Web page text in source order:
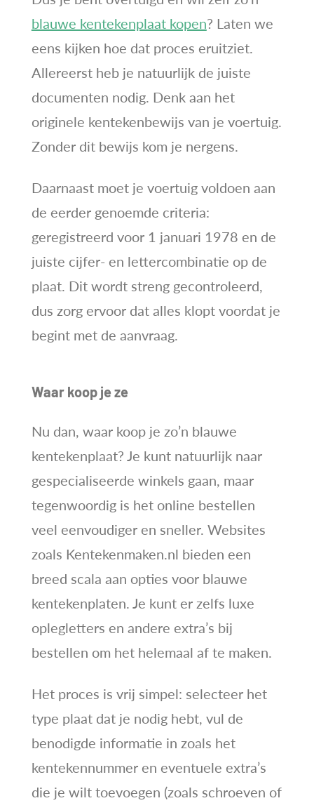
blauwe kentekenplaat kopen? Laten we
eens kijken hoe dat proces eruitziet.
Allereerst heb je natuurlijk de juiste
documenten nodig. Denk aan het
originele kentekenbewijs van je voertuig.
Zonder dit bewijs kom je nergens.
Daarnaast moet je voertuig voldoen aan
de eerder genoemde criteria:
geregistreerd voor 1 januari 1978 en de
juiste cijfer- en lettercombinatie op de
plaat. Dit wordt streng gecontroleerd,
dus zorg ervoor dat alles klopt voordat je
begint met de aanvraag.
Waar koop je ze
Nu dan, waar koop je zo’n blauwe
kentekenplaat? Je kunt natuurlijk naar
gespecialiseerde winkels gaan, maar
tegenwoordig is het online bestellen
veel eenvoudiger en sneller. Websites
zoals Kentekenmaken.nl bieden een
breed scala aan opties voor blauwe
kentekenplaten. Je kunt er zelfs luxe
oplegletters en andere extra’s bij
bestellen om het helemaal af te maken.
Het proces is vrij simpel: selecteer het
type plaat dat je nodig hebt, vul de
benodigde informatie in zoals het
kentekennummer en eventuele extra’s
die je wilt toevoegen (zoals schroeven of